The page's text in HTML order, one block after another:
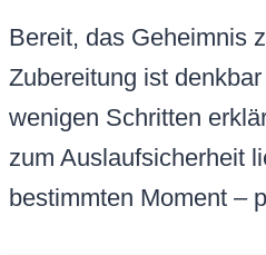
Bereit, das Geheimnis
Zubereitung ist
wenigen Schritten
zum Auslaufsicherheit
bestimmten Moment –